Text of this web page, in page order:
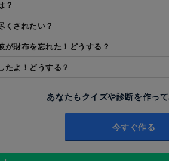
？
くされたい？
が財布を忘れた！どうする？
たよ！どうする？
あなたもクイズや診断を作っ
今すぐ作る